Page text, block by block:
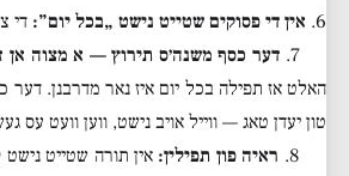
6. אין די פסוקים שטייט נישט „בכל יום”: די
7. דער כסף משנה׳ס תירוץ — א מצוה אן
האלט אז תפילה בכל יום איז נאר מדרבנן.
טון יעדן טאג — ווייל אויב נישט, ווען וועט עס
8. ראיה פון תפילין: אין תורה שטייט